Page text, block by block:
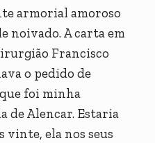
armorial amoroso
noivado. A carta em
Francisco
o pedido de
foi minha
de Alencar. Estaria
vinte, ela nos seus